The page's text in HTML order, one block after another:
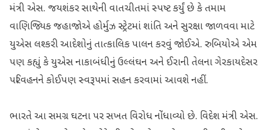
મંત્રી એસ. જયશંકર સાથેની વાતચીતમાં સ્પષ્ટ કર્યું છે કે તમામ
વાણિજ્યિક જહાજોએ હોર્મુઝ સ્ટ્રેટમાં શાંતિ અને સુરક્ષા જાળવવા માટે
યુએસ લશ્કરી આદેશોનું તાત્કાલિક પાલન કરવું જોઈએ. રુબિયોએ એમ
પણ કહ્યું કે યુએસ નાકાબંધીનું ઉલ્લંઘન અને ઈરાની તેલના ગેરકાયદેસર
પરિવહનને કોઈપણ સ્વરૂપમાં સહન કરવામાં આવશે નહીં.
ભારતે આ સમગ્ર ઘટના પર સખત વિરોધ નોંધાવ્યો છે. વિદેશ મંત્રી એસ.